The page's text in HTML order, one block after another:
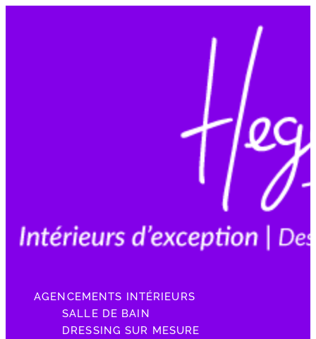
AGENCEMENTS INTÉRIEURS
SALLE DE BAIN
DRESSING SUR MESURE